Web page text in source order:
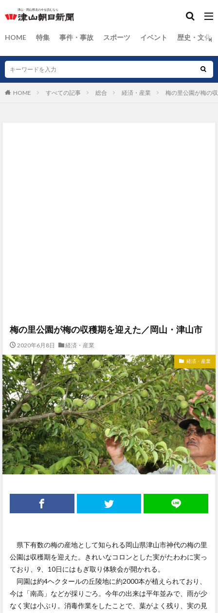
HOME 特集 事件・事故 スポーツ イベント 歴史・文化
HOME すべての記事 総合 経済・産業 梅の里公園が梅の
梅の里公園が梅の収穫期を迎えた／岡山・津山市
2020年6月8日 経済・産業
経済・産業
県下有数の梅の産地として知られる岡山県津山市神代の梅の里
公園は収穫期を迎えた。きれいなコロンとした実がたわわに実っ
ており、9、10日にはもぎ取り体験会が開かれる。
同園は約4ヘクタールの丘陵地に約2000本が植えられており、
今は「南高」などが採りごろ。今年の出来は平年並みで、雨が少
なく実は小ぶり。消毒作業をしたことで、葉がよく残り、実の見